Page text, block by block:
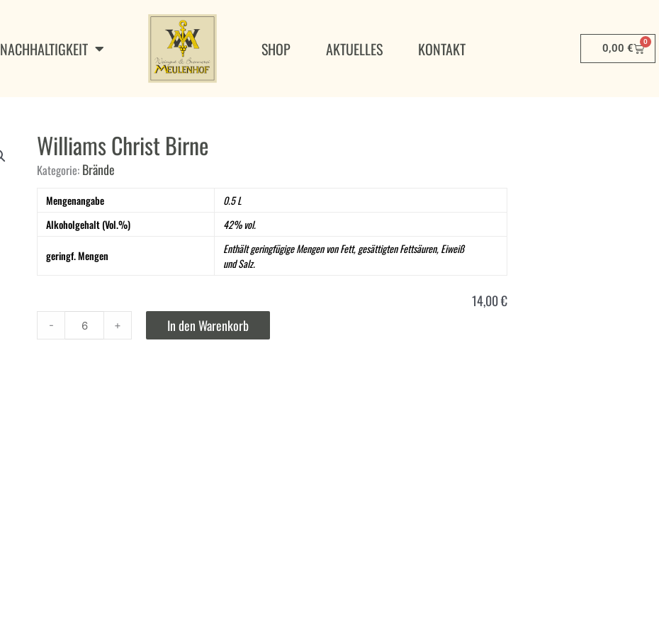
NACHHALTIGKEIT SHOP AKTUELLES KONTAKT 0,00€
0
Williams Christ Birne
Kategorie: Brände
Mengenangabe
0.5 L
Alkoholgehalt (Vol.%)
42% vol.
geringf. Mengen
Enthält geringfügige Mengen von Fett, gesättigten Fettsäuren, Eiweiß
und Salz.
14,00€
Christ
- + In den Warenkorb